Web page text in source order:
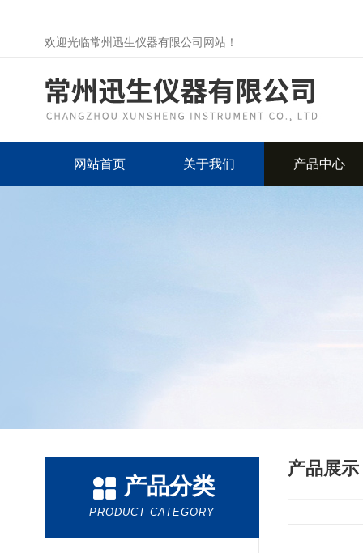
欢迎光临常州迅生仪器有限公司网站！
网站首页 关于我们 产品中心
产品分类
PRODUCT CATEGORY
产品展示